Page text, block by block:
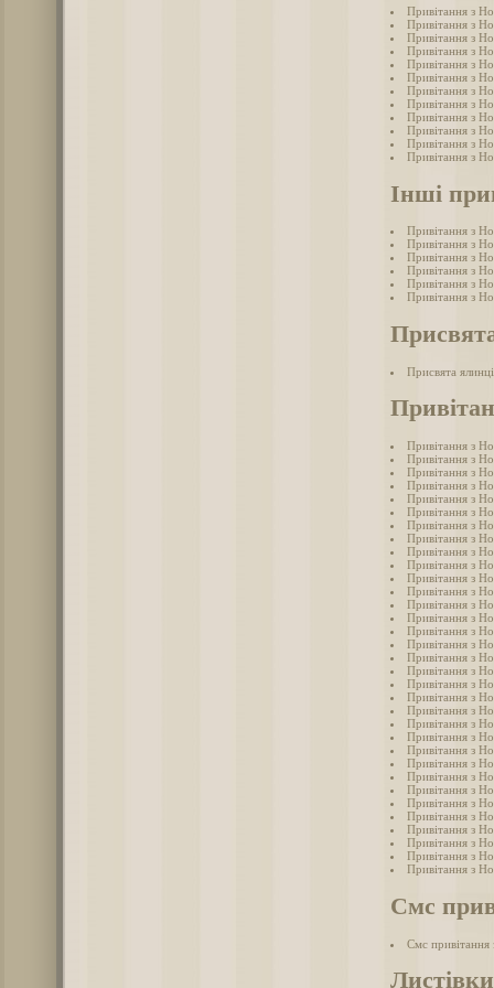
Привітання з
Привітання з
Привітання з
Привітання з
Привітання з
Привітання з
Привітання з
Привітання з
Привітання з
Привітання з
Привітання з
Привітання з
Інші
Привітання з
Привітання з
Привітання з
Привітання з
Привітання з
Привітання з
Присвята
Привітання з
Привітання з
Привітання з
Привітання з
Привітання з
Привітання з
Привітання з
Привітання з
Привітання з
Привітання з
Привітання з
Привітання з
Привітання з
Привітання з
Привітання з
Привітання з
Привітання з
Привітання з
Привітання з
Привітання з
Привітання з
Привітання з
Привітання з
Привітання з
Привітання з
Привітання з
Привітання з
Привітання з
Привітання з
Привітання з
Привітання з
Привітання з
Привітання з
Смс
Смс